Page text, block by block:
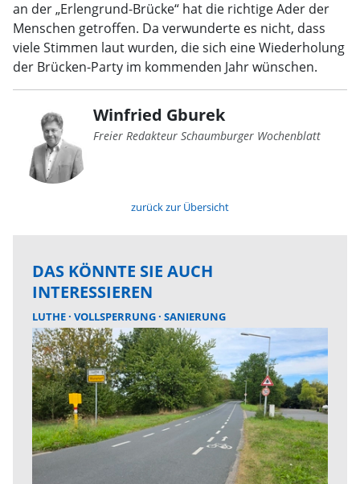
an der „Erlengrund-Brücke“ hat die richtige Ader der
Menschen getroffen. Da verwunderte es nicht, dass
viele Stimmen laut wurden, die sich eine Wiederholung
der Brücken-Party im kommenden Jahr wünschen.
Winfried Gburek
Freier Redakteur Schaumburger Wochenblatt
zurück zur Übersicht
DAS KÖNNTE SIE AUCH
INTERESSIEREN
LUTHE VOLLSPERRUNG SANIERUNG